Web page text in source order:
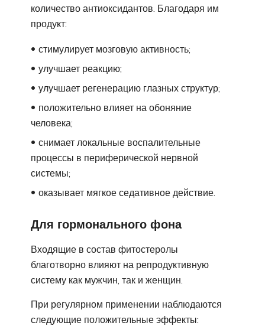
количество антиоксидантов. Благодаря им
продукт:
стимулирует мозговую активность;
улучшает реакцию;
улучшает регенерацию глазных структур;
положительно влияет на обоняние
человека;
снимает локальные воспалительные
процессы в периферической нервной
системы;
оказывает мягкое седативное действие.
Для гормонального фона
Входящие в состав фитостеролы
благотворно влияют на репродуктивную
систему как мужчин, так и женщин.
При регулярном применении наблюдаются
следующие положительные эффекты: